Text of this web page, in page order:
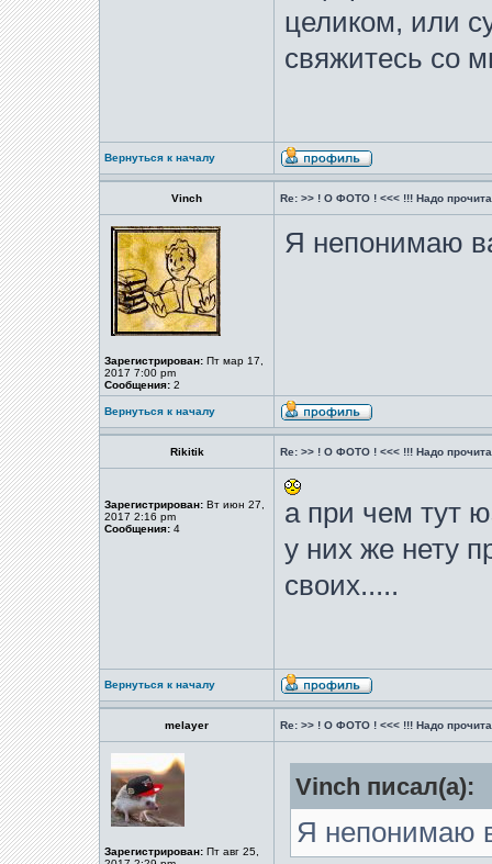
целиком, или
свяжитесь со
Вернуться к началу
Vinch Re: >> ! О ФОТО ! <<< !!! Надо
Зарегистрирован: Пт мар 17,
2017 7:00 pm
Сообщения: 2
Я непонимаю
Вернуться к началу
Rikitik Re: >> ! О ФОТО ! <<< !!! Надо
Зарегистрирован: Вт июн 27,
2017 2:16 pm
Сообщения: 4
а при чем тут
у них же нету
своих.....
Вернуться к началу
melayer Re: >> ! О ФОТО ! <<< !!! Надо
Зарегистрирован: Пт авг 25,
Vinch писал(а):
Я непонимаю